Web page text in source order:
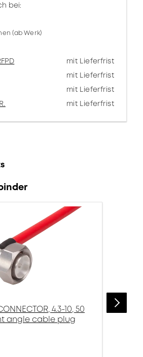
bei:
(ab Werk)
mit Lieferfrist
mit Lieferfrist
mit Lieferfrist
mit Lieferfrist
4.3-10, 50
angle cable plug